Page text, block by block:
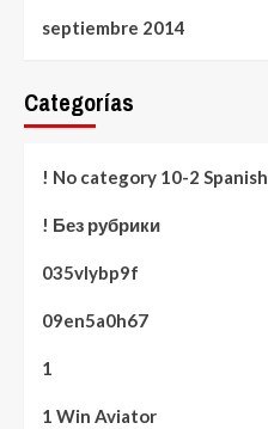
septiembre 2014
Categorías
! No category 10-2 Spanish
! Без рубрики
035vlybp9f
09en5a0h67
1
1 Win Aviator